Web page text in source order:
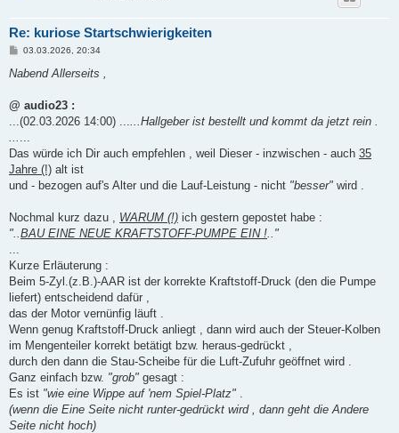
Re: kuriose Startschwierigkeiten
B
i
a
03.03.2026, 20:34
Nabend Allerseits ,
@ audio23 :
...(02.03.2026 14:00) ...
...Hallgeber ist bestellt und kommt da jetzt rein .
Das würde ich Dir auch empfehlen , weil Dieser - inzwischen - auch 35
Jahre (!) alt ist
und - bezogen auf's Alter und die Lauf-Leistung - nicht "besser" wird .
Nochmal kurz dazu , WARUM (!) ich gestern gepostet habe :
".. BAU EINE NEUE KRAFTSTOFF-PUMPE EIN ! .."
Kurze Erläuterung :
Beim 5-Zyl.(z.B.)-AAR ist der korrekte Kraftstoff-Druck (den die Pumpe
liefert) entscheidend dafür ,
das der Motor vernünfig läuft .
Wenn genug Kraftstoff-Druck anliegt , dann wird auch der Steuer-Kolben
im Mengenteiler korrekt betätigt bzw. heraus-gedrückt ,
durch den dann die Stau-Scheibe für die Luft-Zufuhr geöffnet wird .
Ganz einfach bzw. "grob" gesagt :
Es ist "wie eine Wippe auf 'nem Spiel-Platz"
(wenn die Eine Seite nicht runter-gedrückt wird , dann geht die Andere
Seite nicht hoch)